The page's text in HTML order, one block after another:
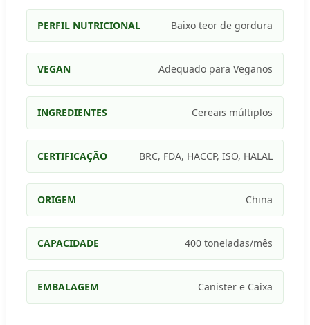
PERFIL NUTRICIONAL Baixo teor de gordura
VEGAN Adequado para Veganos
INGREDIENTES Cereais múltiplos
CERTIFICAÇÃO BRC, FDA, HACCP, ISO, HALAL
ORIGEM China
CAPACIDADE 400 toneladas/mês
EMBALAGEM Canister e Caixa